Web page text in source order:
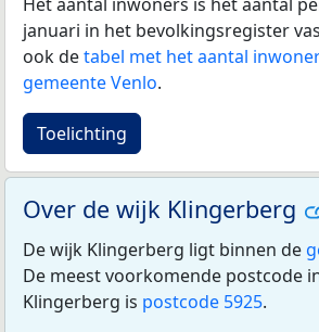
januari in het bevolkingsregister
ook detabel met het aantal
gemeente Venlo.
Toelichting
Over de wijk Klingerberg
De wijk Klingerberg ligt binnen de
De meest voorkomende postcode
Klingerberg is postcode 5925.